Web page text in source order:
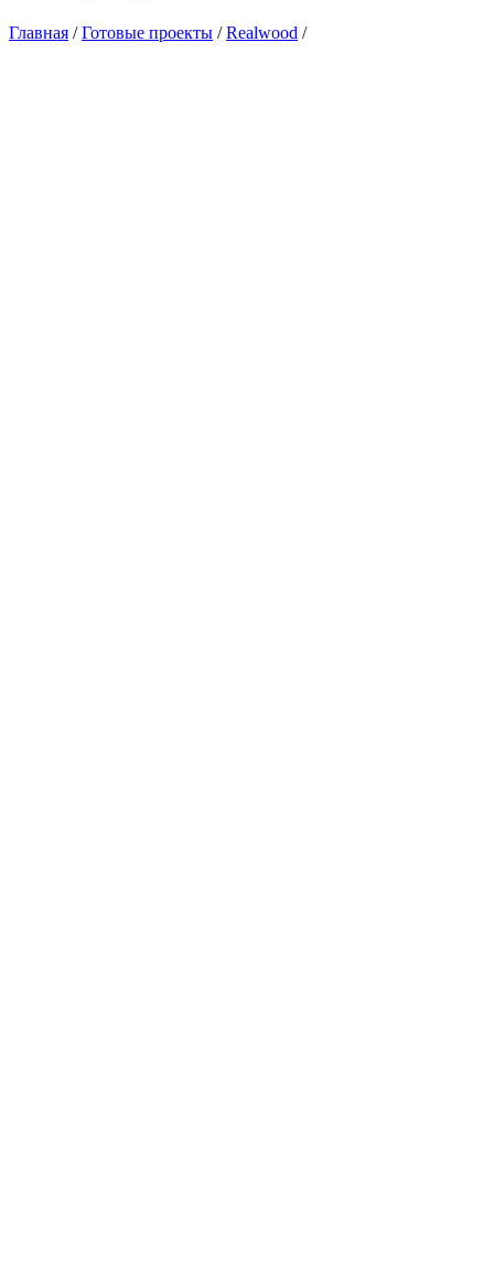
Главная /Готовые проекты /Realwood /